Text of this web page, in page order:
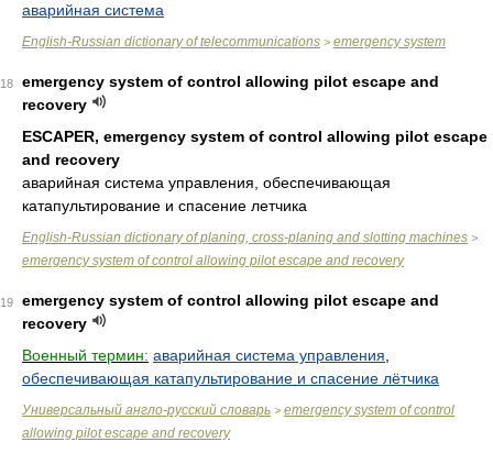
аварийная система
English-Russian dictionary of telecommunications > emergency system
18
emergency system of control allowing pilot escape and
recovery
ESCAPER, emergency system of control allowing pilot escape
and recovery
аварийная система управления, обеспечивающая
катапультирование и спасение летчика
English-Russian dictionary of planing, cross-planing and slotting machines >
emergency system of control allowing pilot escape and recovery
19
emergency system of control allowing pilot escape and
recovery
Военный термин: аварийная система управления
обеспечивающая катапультирование и спасение лётчика
Универсальный англо-русский словарь > emergency system of control
allowing pilot escape and recovery